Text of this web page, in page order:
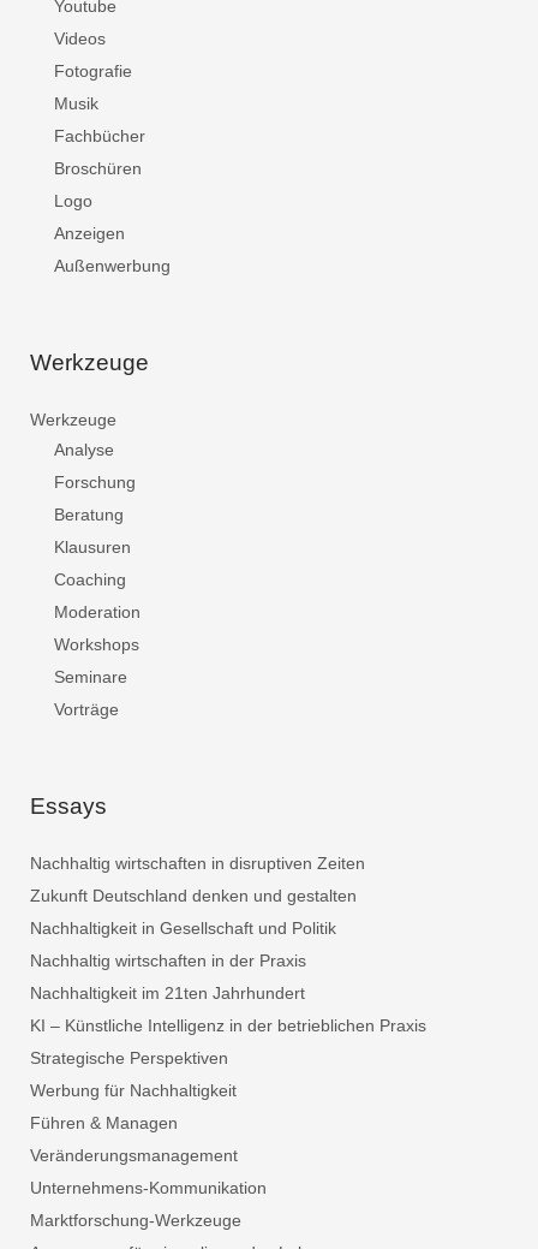
Youtube
Videos
Fotografie
Musik
Fachbücher
Broschüren
Logo
Anzeigen
Außenwerbung
Werkzeuge
Werkzeuge
Analyse
Forschung
Beratung
Klausuren
Coaching
Moderation
Workshops
Seminare
Vorträge
Essays
Nachhaltig wirtschaften in disruptiven Zeiten
Zukunft Deutschland denken und gestalten
Nachhaltigkeit in Gesellschaft und Politik
Nachhaltig wirtschaften in der Praxis
Nachhaltigkeit im 21ten Jahrhundert
KI – Künstliche Intelligenz in der betrieblichen Praxis
Strategische Perspektiven
Werbung für Nachhaltigkeit
Führen & Managen
Veränderungsmanagement
Unternehmens-Kommunikation
Marktforschung-Werkzeuge